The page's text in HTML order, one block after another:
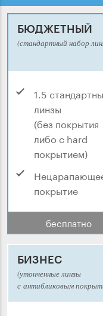
БЮДЖЕТНЫЙ
(стандартный набор
1.5
линзы
(без покрытия
либо с hard
покрытием)
покрытие
бесплатно
БИЗНЕС
(утонченные линзы
с антибликовым